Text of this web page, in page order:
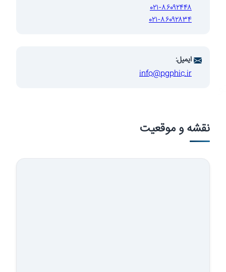
۰۲۱-۸۶۰۹۲۴۴۸
۰۲۱-۸۶۰۹۲۸۳۴
ایمیل:
info@pgphic.ir
نقشه و موقعیت